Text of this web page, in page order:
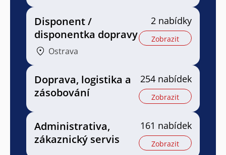
Disponent /
disponentka dopravy
Ostrava
2 nabídky
Zobrazit
Doprava, logistika a
zásobování
254 nabídek
Zobrazit
Administrativa,
zákaznický servis
161 nabídek
Zobrazit